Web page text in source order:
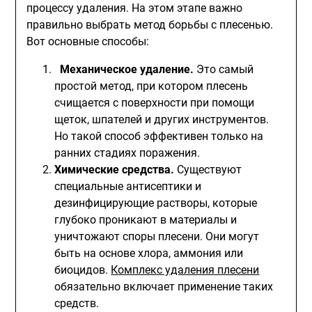
процессу удаления. На этом этапе важно
правильно выбрать метод борьбы с плесенью.
Вот основные способы:
Механическое удаление. Это самый
простой метод, при котором плесень
счищается с поверхности при помощи
щеток, шпателей и других инструментов.
Но такой способ эффективен только на
ранних стадиях поражения.
Химические средства. Существуют
специальные антисептики и
дезинфицирующие растворы, которые
глубоко проникают в материалы и
уничтожают споры плесени. Они могут
быть на основе хлора, аммония или
биоцидов. Комплекс удаления плесени
обязательно включает применение таких
средств.